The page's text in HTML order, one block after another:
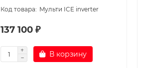
Мульти ICE inverter
137 100 ₽
В корзину